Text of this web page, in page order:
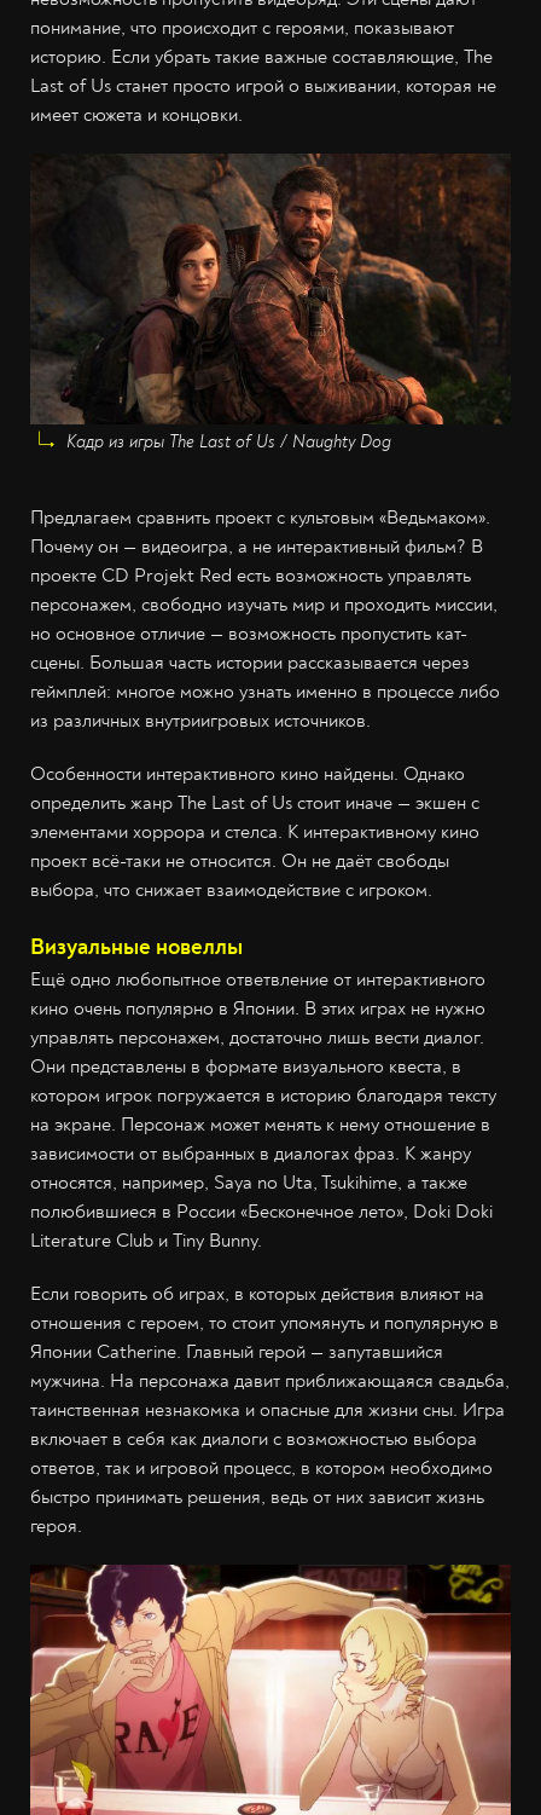
понимание, что происходит с героями, показывают
историю. Если убрать такие важные составляющие, The
Last of Us станет просто игрой о выживании, которая не
имеет сюжета и концовки.
Кадр из игры The Last of Us / Naughty Dog
Предлагаем сравнить проект с культовым «Ведьмаком».
Почему он — видеоигра, а не интерактивный фильм? В
проекте CD Projekt Red есть возможность управлять
персонажем, свободно изучать мир и проходить миссии,
но основное отличие — возможность пропустить кат-
сцены. Большая часть истории рассказывается через
геймплей: многое можно узнать именно в процессе либо
из различных внутриигровых источников.
Особенности интерактивного кино найдены. Однако
определить жанр The Last of Us стоит иначе — экшен с
элементами хоррора и стелса. К интерактивному кино
проект всё-таки не относится. Он не даёт свободы
выбора, что снижает взаимодействие с игроком.
Визуальные новеллы
Ещё одно любопытное ответвление от интерактивного
кино очень популярно в Японии. В этих играх не нужно
управлять персонажем, достаточно лишь вести диалог.
Они представлены в формате визуального квеста, в
котором игрок погружается в историю благодаря тексту
на экране. Персонаж может менять к нему отношение в
зависимости от выбранных в диалогах фраз. К жанру
относятся, например, Saya no Uta, Tsukihime, а также
полюбившиеся в России «Бесконечное лето», Doki Doki
Literature Club и Tiny Bunny.
Если говорить об играх, в которых действия влияют на
отношения с героем, то стоит упомянуть и популярную в
Японии Catherine. Главный герой — запутавшийся
мужчина. На персонажа давит приближающаяся свадьба,
таинственная незнакомка и опасные для жизни сны. Игра
включает в себя как диалоги с возможностью выбора
ответов, так и игровой процесс, в котором необходимо
быстро принимать решения, ведь от них зависит жизнь
героя.